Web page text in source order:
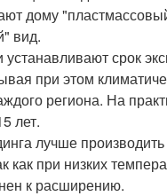
дому
вид.
срок
при этом
региона. На
лет.
лучше
как при низких
к расширению.